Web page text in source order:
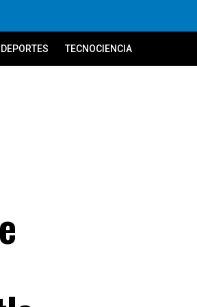
DEPORTES TECNOCIENCIA